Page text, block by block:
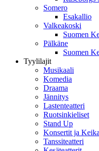
Somero
Esakallio
Valkeakoski
Suomen
Pälkäne
Suomen
Tyylilajit
Musikaali
Komedia
Draama
Jännitys
Lastenteatteri
Ruotsinkieliset
Stand Up
Konsertit ja
Tanssiteatteri